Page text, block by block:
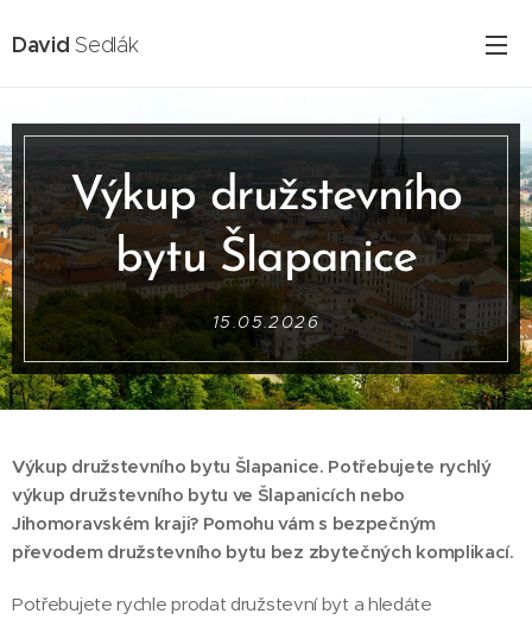
DavidSedlák
Výkup družstevního
bytu Šlapanice
15.05.2026
Výkup družstevního bytu Šlapanice. Potřebujete rychlý
výkup družstevního bytu ve Šlapanicích nebo
Jihomoravském kraji? Pomohu vám s bezpečným
převodem družstevního bytu bez zbytečných komplikací.
Potřebujete rychle prodat družstevní byt a hledáte